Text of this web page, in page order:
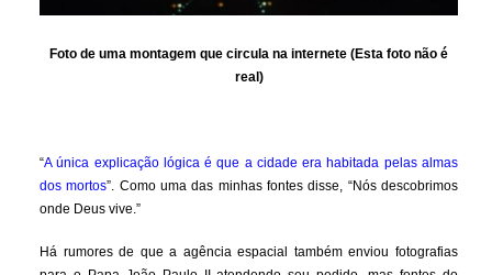
Foto de uma montagem que circula na internete (Esta foto não é
real)
“A única explicação lógica é que a cidade era habitada pelas almas
dos mortos”. Como uma das minhas fontes disse, “Nós descobrimos
onde Deus vive.”
Há rumores de que a agência espacial também enviou fotografias